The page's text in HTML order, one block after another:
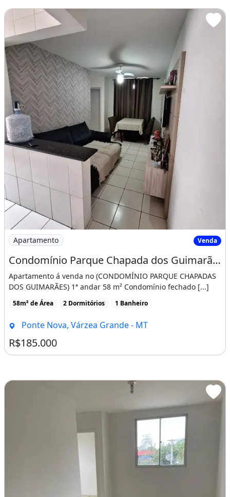
Imagem: Condomínio Parque Chapada dos Guimarães
Apartamento Venda
Condomínio Parque Chapada dos Guimarães
Apartamento á venda no (CONDOMÍNIO PARQUE CHAPADAS
DOS GUIMARÃES) 1ª andar 58 m² Condomínio fechado [...]
58m² de Área 2 Dormitórios 1 Banheiro
Ponte Nova, Várzea Grande - MT
R$185.000